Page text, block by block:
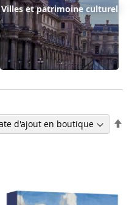
Villes et patrimoine culturel